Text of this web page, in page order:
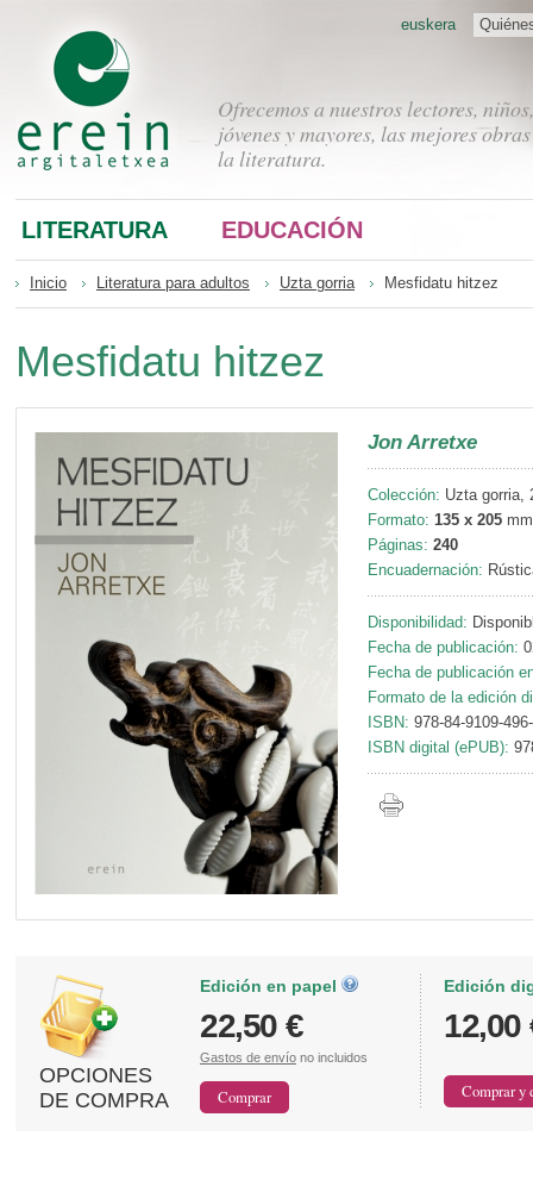
Ofrecemos a nuestros lectores, niños,
jóvenes y mayores, las mejores
la literatura.
euskera
LITERATURA EDUCACIÓN
Inicio Literatura para adultos Uzta gorria Mesfidatu hitzez
Mesfidatu hitzez
Jon Arretxe
Colección: Uzta gorria,
Formato: 135 x 205 mm
Páginas: 240
Encuadernación:
Disponibilidad:
Fecha de publicación:
Fecha de publicación
Formato de la edición
ISBN: 978-84-9109-
ISBN digital (ePUB):
OPCIONES
DE COMPRA
Edición en papel
22,50 €
Gastos de envío no incluidos
Edición
12,00